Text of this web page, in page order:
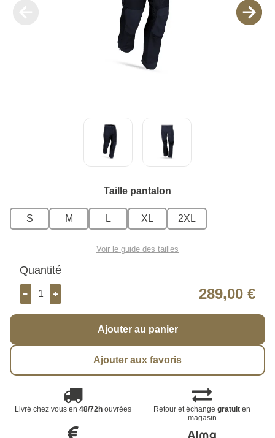
Taille pantalon
S M L XL 2XL
Voir le guide des tailles
Quantité
289,00 €
Ajouter au panier
Ajouter aux favoris
Livré chez vous en 48/72houvrées Retour et échangegratuit en
magasin